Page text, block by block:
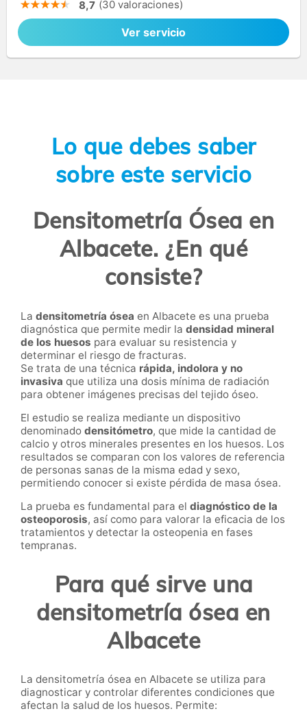
8,7 (30 valoraciones)
Ver servicio
Lo que debes saber
sobre este servicio
Densitometría Ósea en
Albacete. ¿En qué
consiste?
La densitometría ósea en Albacete es una prueba
diagnóstica que permite medir la densidad mineral
de los huesos para evaluar su resistencia y
determinar el riesgo de fracturas.
Se trata de una técnica rápida, indolora y no
invasiva que utiliza una dosis mínima de radiación
para obtener imágenes precisas del tejido óseo.
El estudio se realiza mediante un dispositivo
denominado densitómetro, que mide la cantidad de
calcio y otros minerales presentes en los huesos. Los
resultados se comparan con los valores de referencia
de personas sanas de la misma edad y sexo,
permitiendo conocer si existe pérdida de masa ósea.
La prueba es fundamental para el diagnóstico de la
osteoporosis, así como para valorar la eficacia de los
tratamientos y detectar la osteopenia en fases
tempranas.
Para qué sirve una
densitometría ósea en
Albacete
La densitometría ósea en Albacete se utiliza para
diagnosticar y controlar diferentes condiciones que
afectan la salud de los huesos. Permite: